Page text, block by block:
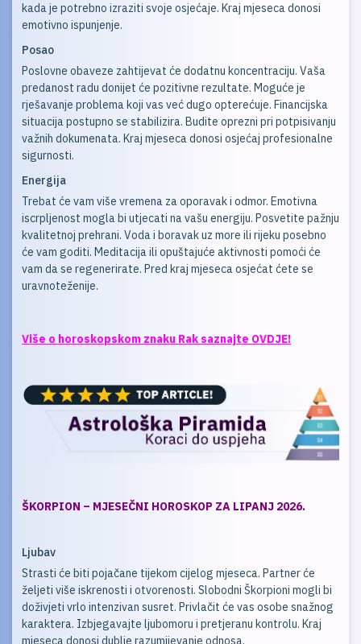
kada je potrebno izraziti svoje osjećaje. Kraj mjeseca donosi
emotivno ispunjenje.
Posao
Poslovne obaveze zahtijevat će dodatnu koncentraciju. Vaša
predanost radu donijet će pozitivne rezultate. Moguće je
rješavanje problema koji vas već dugo opterećuje. Financijska
situacija postupno se stabilizira. Budite oprezni pri potpisivanju
važnih dokumenata. Kraj mjeseca donosi osjećaj profesionalne
sigurnosti.
Energija
Trebat će vam više vremena za oporavak i odmor. Emotivna
iscrpljenost mogla bi utjecati na vašu energiju. Posvetite pažnju
kvalitetnoj prehrani. Voda i boravak uz more ili rijeku posebno
će vam goditi. Meditacija ili opuštajuće aktivnosti pomoći će
vam da se regenerirate. Pred kraj mjeseca osjećat ćete se
uravnoteženije.
Više o horoskopskom znaku Rak saznajte OVDJE!
ŠKORPION – MJESEČNI HOROSKOP ZA LIPANJ 2026.
Ljubav
Strasti će biti pojačane tijekom cijelog mjeseca. Partner će
željeti više iskrenosti i otvorenosti. Slobodni Škorpioni mogli bi
doživjeti vrlo intenzivan susret. Privlačit će vas osobe snažnog
karaktera. Izbjegavajte ljubomoru i pretjeranu kontrolu. Kraj
mjeseca donosi dublje razumijevanje odnosa.